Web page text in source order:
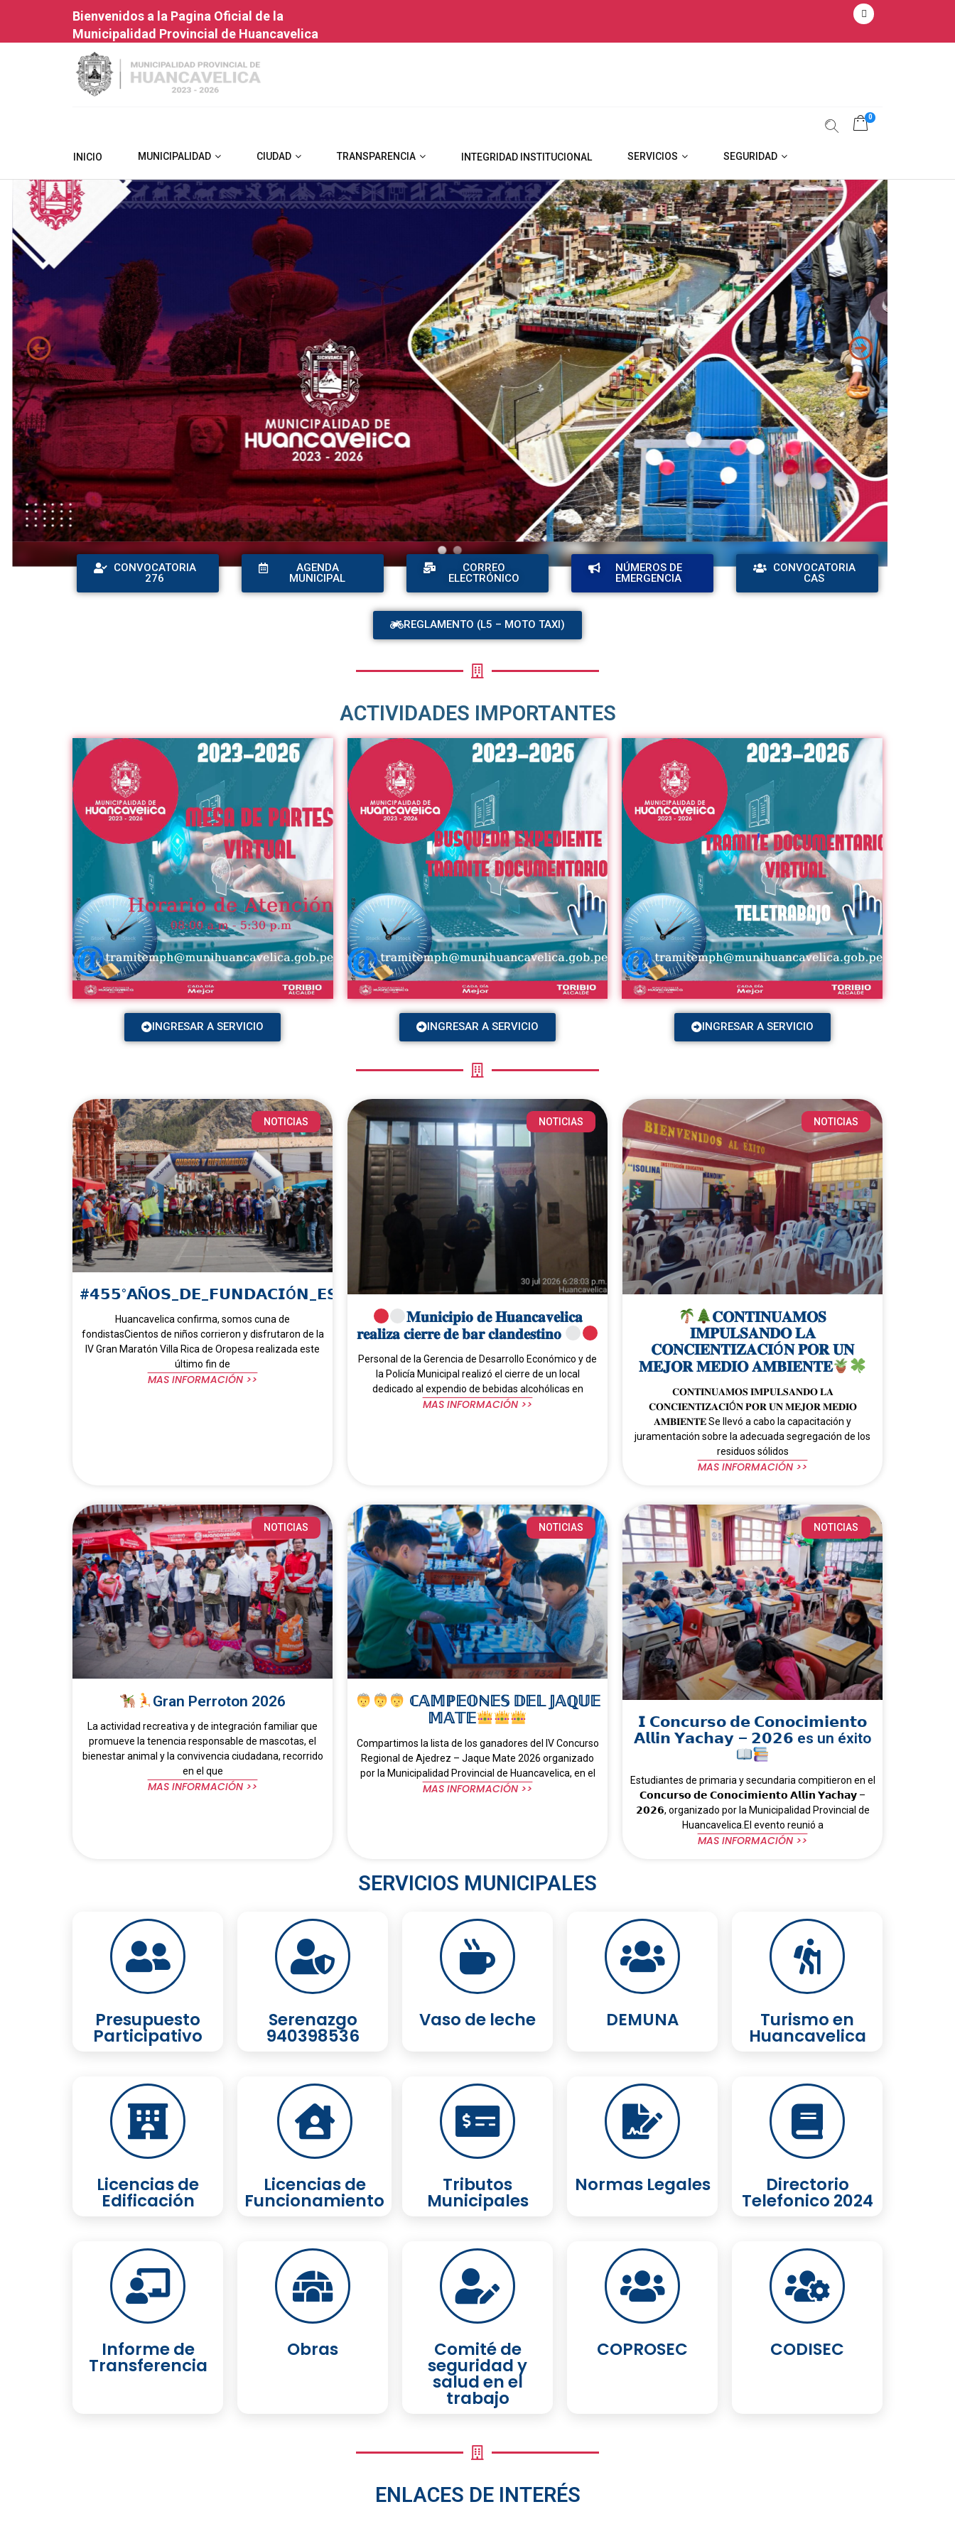
Bienvenidos a la Pagina Oficial de la
Municipalidad Provincial de Huancavelica
0
INICIO MUNICIPALIDAD CIUDAD TRANSPARENCIA INTEGRIDAD INSTITUCIONAL SERVICIOS SEGURIDAD
CONVOCATORIA
276
AGENDA
MUNICIPAL
CORREO
ELECTRÓNICO
NÚMEROS DE
EMERGENCIA
CONVOCATORIA
CAS
REGLAMENTO (L5 – MOTO TAXI)
ACTIVIDADES IMPORTANTES
INGRESAR A SERVICIO INGRESAR A SERVICIO INGRESAR A SERVICIO
NOTICIAS
#𝟰𝟱𝟱°𝗔Ñ𝗢𝗦_𝗗𝗘_𝗙𝗨𝗡𝗗𝗔𝗖𝗜Ó𝗡_𝗘𝗦𝗣𝗔Ñ𝗢𝗟𝗔
Huancavelica confirma, somos cuna de
fondistasCientos de niños corrieron y disfrutaron de la
IV Gran Maratón Villa Rica de Oropesa realizada este
último fin de
MAS INFORMACIÓN >>
NOTICIAS
𝐌𝐮𝐧𝐢𝐜𝐢𝐩𝐢𝐨 𝐝𝐞 𝐇𝐮𝐚𝐧𝐜𝐚𝐯𝐞𝐥𝐢𝐜𝐚
𝐫𝐞𝐚𝐥𝐢𝐳𝐚 𝐜𝐢𝐞𝐫𝐫𝐞 𝐝𝐞 𝐛𝐚𝐫 𝐜𝐥𝐚𝐧𝐝𝐞𝐬𝐭𝐢𝐧𝐨
Personal de la Gerencia de Desarrollo Económico y de
la Policía Municipal realizó el cierre de un local
dedicado al expendio de bebidas alcohólicas en
MAS INFORMACIÓN >>
NOTICIAS
𝐂𝐎𝐍𝐓𝐈𝐍𝐔𝐀𝐌𝐎𝐒
𝐈𝐌𝐏𝐔𝐋𝐒𝐀𝐍𝐃𝐎 𝐋𝐀
𝐂𝐎𝐍𝐂𝐈𝐄𝐍𝐓𝐈𝐙𝐀𝐂𝐈Ó𝐍 𝐏𝐎𝐑 𝐔𝐍
𝐌𝐄𝐉𝐎𝐑 𝐌𝐄𝐃𝐈𝐎 𝐀𝐌𝐁𝐈𝐄𝐍𝐓𝐄
𝐂𝐎𝐍𝐓𝐈𝐍𝐔𝐀𝐌𝐎𝐒 𝐈𝐌𝐏𝐔𝐋𝐒𝐀𝐍𝐃𝐎 𝐋𝐀
𝐂𝐎𝐍𝐂𝐈𝐄𝐍𝐓𝐈𝐙𝐀𝐂𝐈Ó𝐍 𝐏𝐎𝐑 𝐔𝐍 𝐌𝐄𝐉𝐎𝐑 𝐌𝐄𝐃𝐈𝐎
𝐀𝐌𝐁𝐈𝐄𝐍𝐓𝐄 Se llevó a cabo la capacitación y
juramentación sobre la adecuada segregación de los
residuos sólidos
MAS INFORMACIÓN >>
NOTICIAS
Gran Perroton 2026
La actividad recreativa y de integración familiar que
promueve la tenencia responsable de mascotas, el
bienestar animal y la convivencia ciudadana, recorrido
en el que
MAS INFORMACIÓN >>
NOTICIAS
ℂ𝔸𝕄ℙ𝔼𝕆ℕ𝔼𝕊 𝔻𝔼𝕃 𝕁𝔸ℚ𝕌𝔼
𝕄𝔸𝕋𝔼
Compartimos la lista de los ganadores del IV Concurso
Regional de Ajedrez – Jaque Mate 2026 organizado
por la Municipalidad Provincial de Huancavelica, en el
MAS INFORMACIÓN >>
NOTICIAS
𝗜 𝗖𝗼𝗻𝗰𝘂𝗿𝘀𝗼 𝗱𝗲 𝗖𝗼𝗻𝗼𝗰𝗶𝗺𝗶𝗲𝗻𝘁𝗼
𝗔𝗹𝗹𝗶𝗻 𝗬𝗮𝗰𝗵𝗮𝘆 – 𝟮𝟬𝟮𝟲 es un éxito
Estudiantes de primaria y secundaria compitieron en el
𝗖𝗼𝗻𝗰𝘂𝗿𝘀𝗼 𝗱𝗲 𝗖𝗼𝗻𝗼𝗰𝗶𝗺𝗶𝗲𝗻𝘁𝗼 𝗔𝗹𝗹𝗶𝗻 𝗬𝗮𝗰𝗵𝗮𝘆 –
𝟮𝟬𝟮𝟲, organizado por la Municipalidad Provincial de
Huancavelica.El evento reunió a
MAS INFORMACIÓN >>
SERVICIOS MUNICIPALES
Presupuesto
Participativo
Serenazgo
940398536
Vaso de leche DEMUNA Turismo en
Huancavelica
Licencias de
Edificación
Licencias de
Funcionamiento
Tributos
Municipales
Normas Legales Directorio
Telefonico 2024
Informe de
Transferencia
Obras Comité de
seguridad y
salud en el
trabajo
COPROSEC CODISEC
ENLACES DE INTERÉS